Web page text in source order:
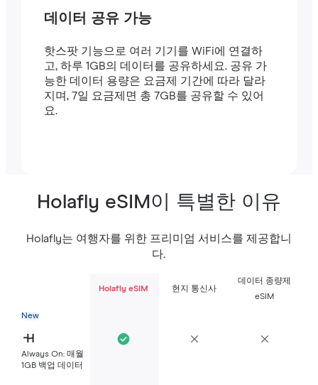
데이터 공유 가능
핫스팟 기능으로 여러 기기를 WiFi에 연결하
고, 하루 1GB의 데이터를 공유하세요. 공유 가
능한 데이터 용량은 요금제 기간에 따라 달라
지며, 7일 요금제면 총 7GB를 공유할 수 있어
요.
Holafly eSIM이 특별한 이유
Holafly는 여행자를 위한 프리미엄 서비스를 제공합니
다.
Holafly eSIM 현지 통신사
데이터 종량제
eSIM
New
Always On: 매월
1GB 백업 데이터